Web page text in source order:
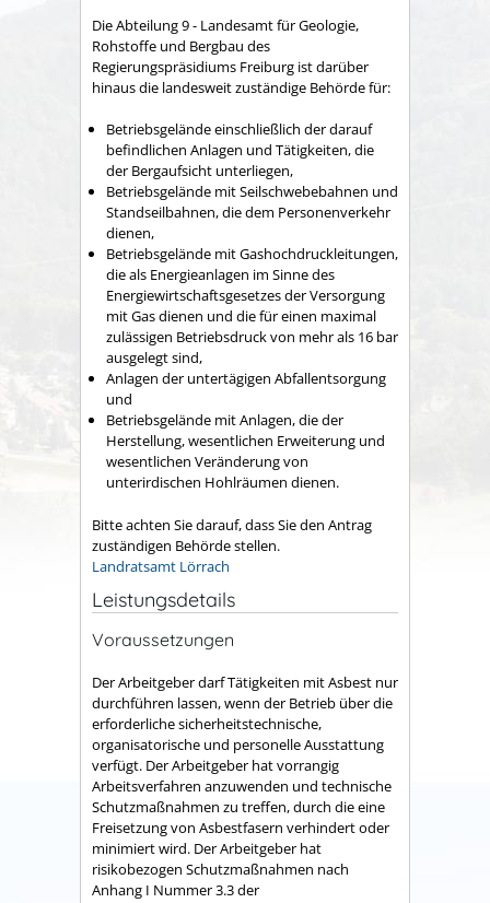
Die Abteilung 9 - Landesamt für Geologie,
Rohstoffe und Bergbau des
Regierungspräsidiums Freiburg ist darüber
hinaus die landesweit zuständige Behörde für:
Betriebsgelände einschließlich der darauf
befindlichen Anlagen und Tätigkeiten, die
der Bergaufsicht unterliegen,
Betriebsgelände mit Seilschwebebahnen und
Standseilbahnen, die dem Personenverkehr
dienen,
Betriebsgelände mit Gashochdruckleitungen,
die als Energieanlagen im Sinne des
Energiewirtschaftsgesetzes der Versorgung
mit Gas dienen und die für einen maximal
zulässigen Betriebsdruck von mehr als 16 bar
ausgelegt sind,
Anlagen der untertägigen Abfallentsorgung
und
Betriebsgelände mit Anlagen, die der
Herstellung, wesentlichen Erweiterung und
wesentlichen Veränderung von
unterirdischen Hohlräumen dienen.
Bitte achten Sie darauf, dass Sie den Antrag
zuständigen Behörde stellen.
Landratsamt Lörrach
Leistungsdetails
Voraussetzungen
Der Arbeitgeber darf Tätigkeiten mit Asbest nur
durchführen lassen, wenn der Betrieb über die
erforderliche sicherheitstechnische,
organisatorische und personelle Ausstattung
verfügt. Der Arbeitgeber hat vorrangig
Arbeitsverfahren anzuwenden und technische
Schutzmaßnahmen zu treffen, durch die eine
Freisetzung von Asbestfasern verhindert oder
minimiert wird. Der Arbeitgeber hat
risikobezogen Schutzmaßnahmen nach
Anhang I Nummer 3.3 der